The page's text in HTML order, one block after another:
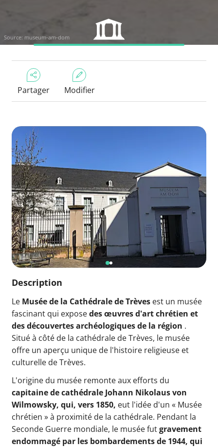
Source: museum-am-dom
Partager Modifier
Description
Le Musée de la Cathédrale de Trèves est un musée
fascinant qui exposedes œuvres d'art chrétien et
des découvertes archéologiques de la région .
Situé à côté de la cathédrale de Trèves, le musée
offre un aperçu unique de l'histoire religieuse et
culturelle de Trèves.
L'origine du musée remonte aux efforts du
capitaine de cathédrale Johann Nikolaus von
Wilmowsky, qui, vers 1850, eut l'idée d'un « Musée
chrétien » à proximité de la cathédrale. Pendant la
Seconde Guerre mondiale, le musée futgravement
endommagé par les bombardements de 1944, qui